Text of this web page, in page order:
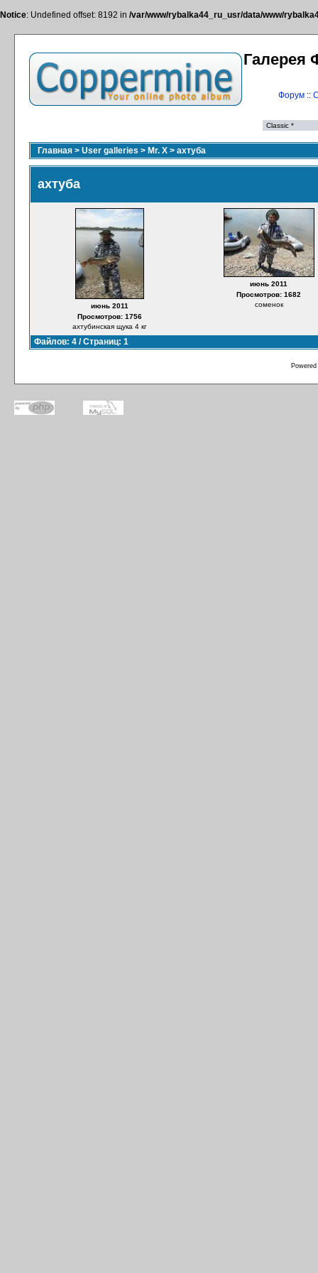
Notice: Undefined offset: 8192 in /var/www/rybalka44_ru_usr/data/www/
Галерея
Форум::
Главная > User galleries > Mr. X > ахтуба
ахтуба
июнь 2011
Просмотров: 1756
ахтубинская щука 4 кг
июнь 2011
Просмотров: 1682
соменок
Файлов: 4 / Страниц: 1